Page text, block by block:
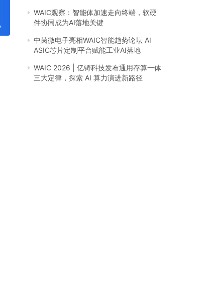
WAIC观察：智能体加速走向终端，软硬
件协同成为AI落地关键
中茵微电子亮相WAIC智能趋势论坛 AI
ASIC芯片定制平台赋能工业AI落地
WAIC 2026 | 亿铸科技发布通用存算一体
三大定律，探索 AI 算力演进新路径